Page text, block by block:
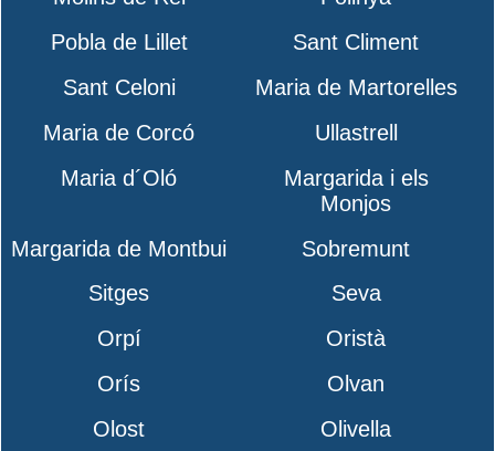
Pobla de Lillet
Sant Climent
Sant Celoni
Maria de Martorelles
Maria de Corcó
Ullastrell
Maria d´Oló
Margarida i els
Monjos
Margarida de Montbui
Sobremunt
Sitges
Seva
Orpí
Oristà
Orís
Olvan
Olost
Olivella